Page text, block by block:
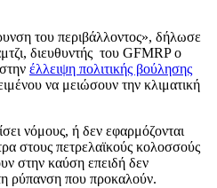
του περιβάλλοντος», δήλωσε
διευθυντής του GFMRP ο
έλλειψη πολιτικής βούλησης
να μειώσουν την κλιματική
νόμους, ή δεν εφαρμόζονται
στους πετρελαϊκούς κολοσσούς
στην καύση επειδή δεν
ρύπανση που προκαλούν.